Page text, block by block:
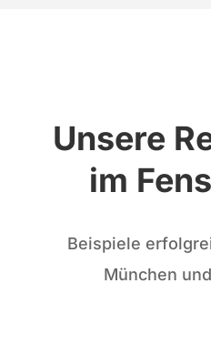
Unsere
im
Beispiele
München